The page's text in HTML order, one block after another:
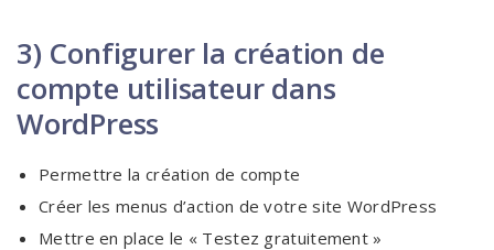
3) Configurer la création de
compte utilisateur dans
WordPress
Permettre la création de compte
Créer les menus d’action de votre site WordPress
Mettre en place le « Testez gratuitement »